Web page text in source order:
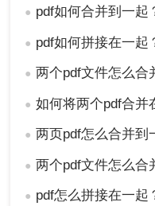
用户可以根据自己的
功能，都可以轻松实
● pdf如何合并到一起
● pdf如何拼接在一起
● 两个pdf文件怎么合并到
● 如何将两个pdf合并在
● 两页pdf怎么合并到一页
● 两个pdf文件怎么合并到一
● pdf怎么拼接在一起